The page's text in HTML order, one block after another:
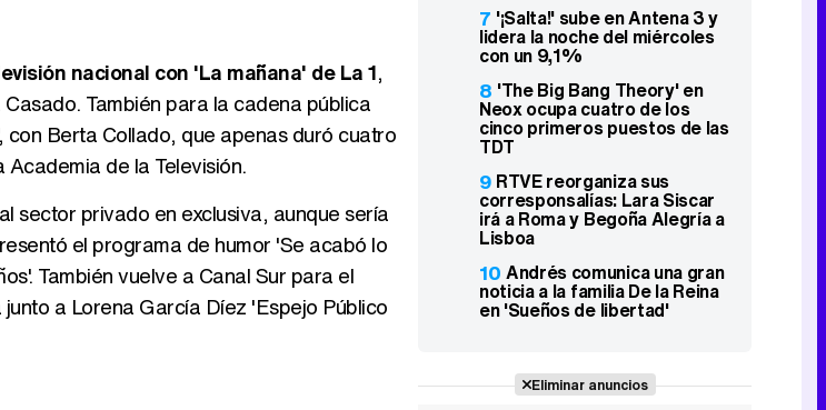
nacional con 'La mañana' de La 1,
También para la cadena pública
Berta Collado, que apenas duró cuatro
de la Televisión.
sector privado en exclusiva, aunque sería
el programa de humor 'Se acabó lo
También vuelve a Canal Sur para el
a Lorena García Díez 'Espejo Público
7 '¡Salta!' sube en Antena 3 y
lidera la noche del miércoles
con un 9,1%
8 'The Big Bang Theory' en
Neox ocupa cuatro de los
cinco primeros puestos de las
TDT
9 RTVE reorganiza sus
corresponsalías: Lara Siscar
irá a Roma y Begoña Alegría a
Lisboa
10 Andrés comunica una gran
noticia a la familia De la Reina
en 'Sueños de libertad'
Eliminar anuncios